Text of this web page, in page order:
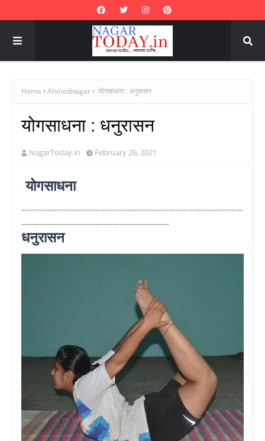
Home Ahmednagar योगसाधना : धनुरासन
योगसाधना : धनुरासन
NagarToday.in February 26, 2021
योगसाधना
---------------------------------------------------------------------------
--------------------------------------------------
धनुरासन